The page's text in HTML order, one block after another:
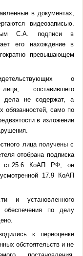
в документах,
видеозаписью.
С.А. подписи в
его нахождение в
превышающем
о
лица, составившего
дела не содержат, а
обязанностей, само по
в изложении
лица получены с
отобрана подписка
ст.25.6 КоАП РФ, он
17.9 КоАП
и установленного
по делу
к переоценке
обстоятельств и не